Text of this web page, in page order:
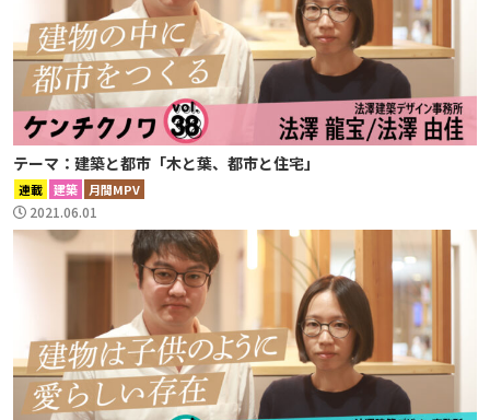
テーマ：建築と都市「木と葉、都市と住宅」
連載 建築 月間MPV
2021.06.01